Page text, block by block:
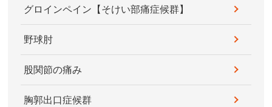
グロインペイン【そけい部痛症候群】
野球肘
股関節の痛み
胸郭出口症候群